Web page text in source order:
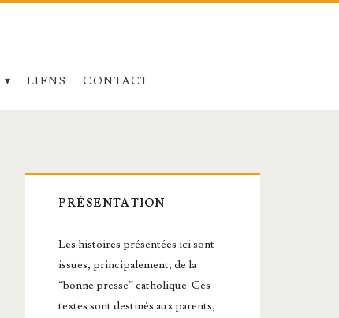
LIENS CONTACT
Barre
latérale
principale
PRÉSENTATION
Les histoires présentées ici sont
issues, principalement, de la
“bonne presse” catholique. Ces
textes sont destinés aux parents,